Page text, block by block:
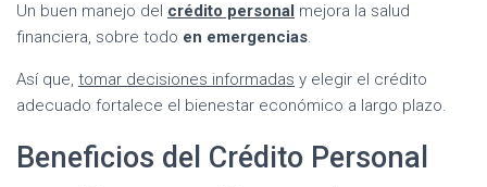
Un buen manejo del crédito personal mejora la salud
financiera, sobre todo en emergencias.
Así que, tomar decisiones informadas y elegir el crédito
adecuado fortalece el bienestar económico a largo plazo.
Beneficios del Crédito Personal